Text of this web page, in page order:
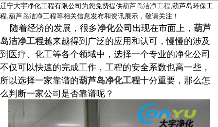
辽宁大宇净化工程有限公司为您免费提供葫芦岛洁净工程,葫芦岛环保工
程,葫芦岛洁净工程等相关信息发布和资讯展示，敬请关注！
随着经济的发展，很多净化公司出现在市面上， 葫芦
岛洁净工程越来越得到广泛的应用和认可，慢慢的涉及
到医疗、化工等各个领域中，选择一个专业的净化公司
不仅可以快速的完成工作，工程的安全系数也高一些，
所以选择一家靠谱的葫芦岛净化工程十分重要，那么怎
么判断一家公司是否靠谱呢？